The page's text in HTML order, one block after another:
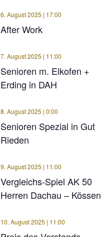
After Work
6. August 2025 | 17:00
Senioren m. Elkofen +
Erding in DAH
7. August 2025 | 11:00
Senioren Spezial in Gut
Rieden
8. August 2025 | 0:00
Vergleichs-Spiel AK 50
Herren Dachau – Kössen
9. August 2025 | 11:00
10. August 2025 | 11:00